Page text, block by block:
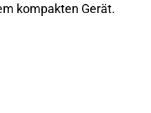
kompakten Gerät.